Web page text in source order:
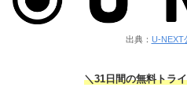
出典： U-NEXT
＼31日間の無料トラ